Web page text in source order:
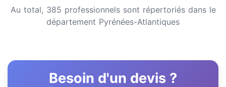
Au total, 385 professionnels sont répertoriés dans le
département Pyrénées-Atlantiques
Besoin d'un devis ?